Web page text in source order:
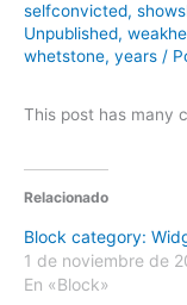
selfconvicted,
Unpublished,
whetstone, years /
This post has many
Relacionado
Block category:
1 de noviembre de
En «Block»